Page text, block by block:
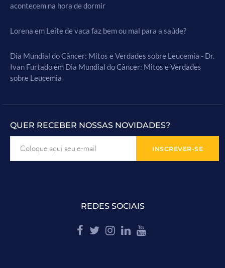
acontecem na hora de dormir
Lorena em Leite de vaca faz bem ou mal para a saúde?
Dia Mundial do Câncer: Mitos e Verdades sobre Leucemia - Dr.
Ivan Furtadoem Dia Mundial do Câncer: Mitos e Verdades
sobre Leucemia
QUER RECEBER NOSSAS NOVIDADES?
REDES SOCIAIS